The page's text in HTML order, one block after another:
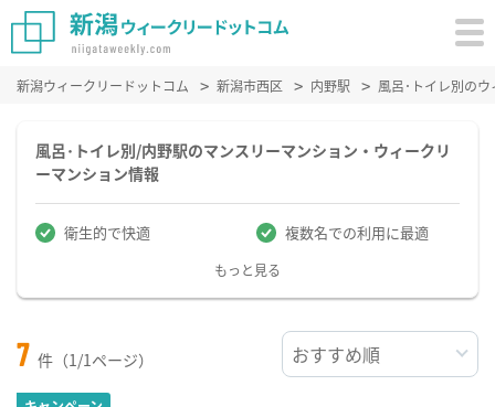
新潟ウィークリードットコム 新潟市西区 内野駅 風呂･トイレ別の
風呂･トイレ別/内野駅のマンスリーマンション・ウィークリ
ーマンション情報
衛生的で快適 複数名での利用に最適
もっと見る
7 件（1/1ページ）